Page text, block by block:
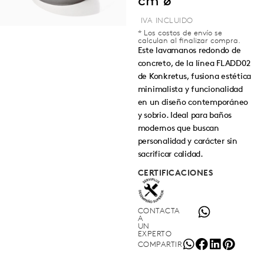
* Los costos de envío se
calculan al finalizar compra.
Este lavamanos redondo de
concreto, de la línea FLADD02
de Konkretus, fusiona estética
minimalista y funcionalidad
en un diseño contemporáneo
y sobrio. Ideal para baños
modernos que buscan
personalidad y carácter sin
sacrificar calidad.
CERTIFICACIONES
CONTACTA
A
UN
EXPERTO
COMPARTIR